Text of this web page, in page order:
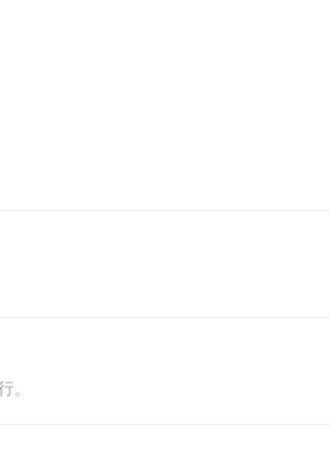
。